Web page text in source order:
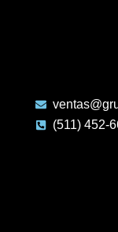
(511) 452-